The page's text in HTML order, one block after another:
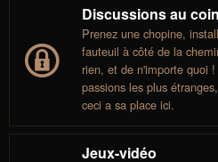
Discussions au
Prenez une chopine,
fauteuil à côté de la
rien, et de n'importe quoi
passions les plus
ceci a sa place ici.
Jeux-vidéo